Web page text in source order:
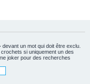
devant un mot qui doit être exclu.
si uniquement un des
joker pour des recherches